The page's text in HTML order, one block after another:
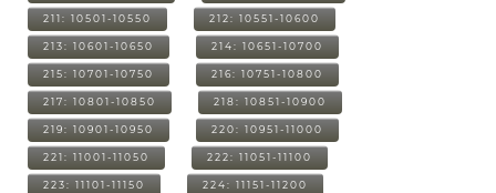
211: 10501-10550 212: 10551-10600
213: 10601-10650 214: 10651-10700
215: 10701-10750 216: 10751-10800
217: 10801-10850 218: 10851-10900
219: 10901-10950 220: 10951-11000
221: 11001-11050 222: 11051-11100
223: 11101-11150 224: 11151-11200